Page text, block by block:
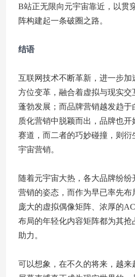
B站正无限向元宇宙靠近，以贯
阵构建起一条破圈之路。
结语
互联网技术不断革新，进一步加
方位变革，融合着虚拟与现实交
蓬勃发展；而品牌营销越发趋于
质化营销中脱颖而出，品牌也
赛道，而二者的巧妙碰撞，则衍
宇宙营销。
随着元宇宙大热，各大品牌纷
营销的姿态，而作为早已率先布
庞大的虚拟偶像矩阵、浓厚的
布局的年轻化内容矩阵都为其抢
助力。
可以想象，在不久的将来，越来